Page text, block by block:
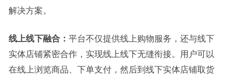
解决方案。
线上线下融合： 平台不仅提供线上购物服务，还与线下
实体店铺紧密合作，实现线上线下无缝衔接。用户可以
在线上浏览商品、下单支付，然后到线下实体店铺取货